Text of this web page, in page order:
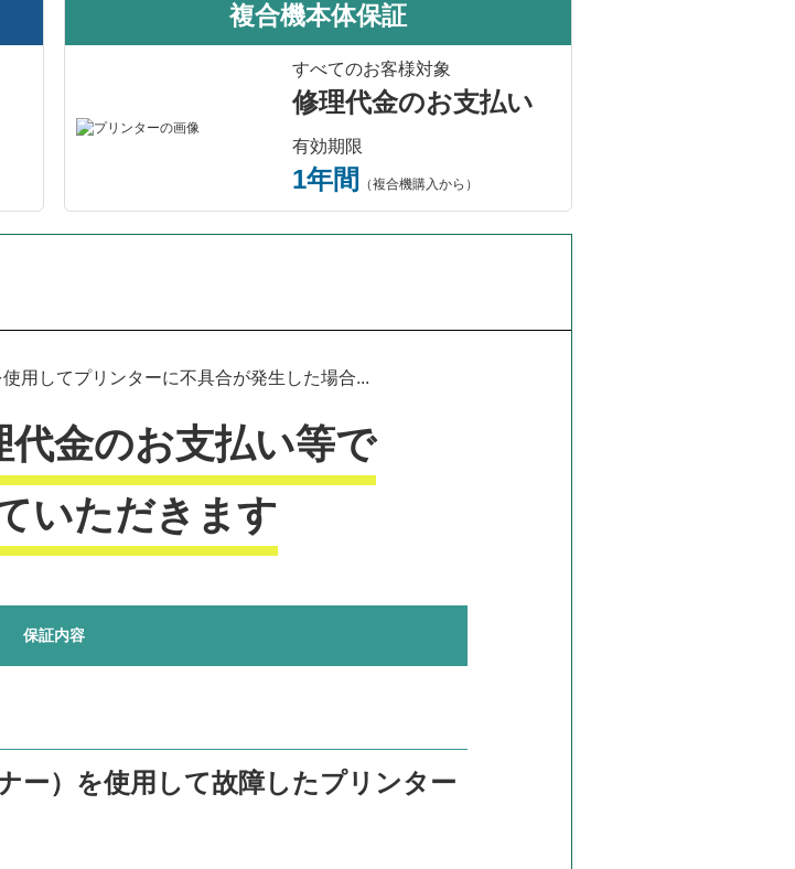
複合機本体保証
すべてのお客様対象
修理代金のお支払い
有効期限
1年間 （複合機購入から）
用してプリンターに不具合が発生した場合...
代金のお支払い等で
いただきます
保証内容
ー）を使用して故障したプリンター